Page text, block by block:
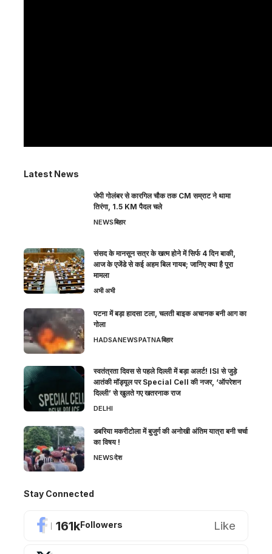
Latest News
जेपी गोलंबर से कारगिल चौक तक CM सम्राट ने थामा
तिरंगा, 1.5 KM पैदल चले
NEWSबिहार
संसद के मानसून सत्र के खत्म होने में सिर्फ 4 दिन बाकी,
आज के एजेंडे से कई अहम बिल गायब; जानिए क्या है पूरा
मामला
अभी अभी
पटना में बड़ा हादसा टला, चलती बाइक अचानक बनी आग का
गोला
HADSANEWSPATNAबिहार
स्वतंत्रता दिवस से पहले दिल्ली में बड़ा अलर्ट! ISI से जुड़े
आतंकी मॉड्यूल पर Special Cell की नजर, ‘ऑपरेशन
दिल्ली’ से खुलते गए खतरनाक राज
DELHI
डबरिया मकरीटोला में बुजुर्ग की अनोखी अंतिम यात्रा बनी चर्चा
का विषय !
NEWSदेश
Stay Connected
161kFollowers Like